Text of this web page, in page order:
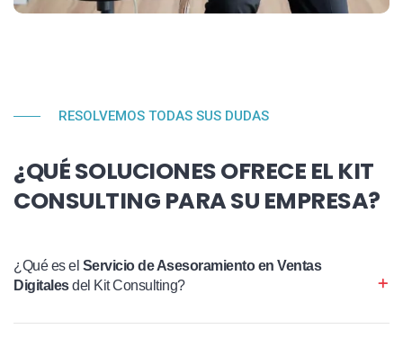
RESOLVEMOS TODAS SUS DUDAS
¿QUÉ SOLUCIONES OFRECE EL KIT
CONSULTING PARA SU EMPRESA?
¿Qué es el Servicio de Asesoramiento en Ventas
Digitalesdel Kit Consulting?